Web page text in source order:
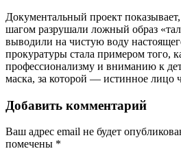
Документальный проект
шагом разрушали ложный образ
выводили на чистую воду
прокуратуры стала примером того,
профессионализму и вниманию к
маска, за которой — истинное лицо
Добавить комментарий
Ваш адрес email не будет
помечены *